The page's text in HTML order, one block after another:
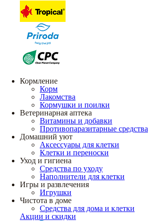
Кормление
Корм
Лакомства
Кормушки и поилки
Ветеринарная аптека
Витамины и добавки
Противопаразитарные средства
Домашний уют
Аксессуары для клетки
Клетки и переноски
Уход и гигиена
Средства по уходу
Наполнители для клетки
Игры и развлечения
Игрушки
Чистота в доме
Средства для дома и клетки
Акции и скидки